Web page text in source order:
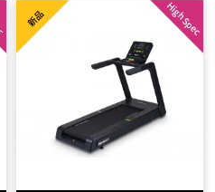
High Spec
新品